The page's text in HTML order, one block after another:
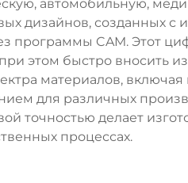
автомобильную,
дизайнов, созданных с
программы CAM. Этот
этом быстро вносить
материалов,
для различных
точностью делает
процессах.